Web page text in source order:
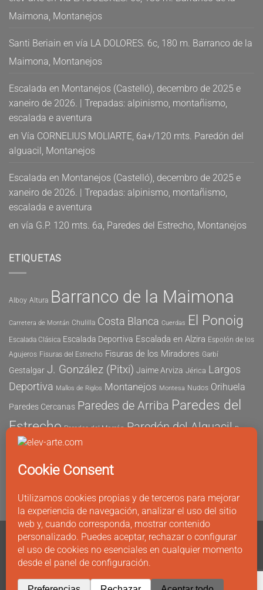
Maimona, Montanejos
Santi Beriain en vía LA DOLORES. 6c, 180 m. Barranco de la
Maimona, Montanejos
Escalada en Montanejos (Castelló), decembro de 2025 e
xaneiro de 2026. | Trepadas: alpinismo, montañismo,
escalada e aventura
en Vía CORNELIUS MOLIARTE, 6a+/120 mts. Paredón del
alguacil, Montanejos
Escalada en Montanejos (Castelló), decembro de 2025 e
xaneiro de 2026. | Trepadas: alpinismo, montañismo,
escalada e aventura
en vía G.P. 120 mts. 6a, Paredes del Estrecho, Montanejos
ETIQUETAS
Alboy Altura Barranco de la Maimona
Carretera de Montán Chulilla Costa Blanca Cuerdas El Ponoig
Escalada Clásica Escalada Deportiva Escalada en Alzira Espolón de los
Agujeros Fisuras del Estrecho Fisuras de los Miradores Garbí
Gestalgar J. González (Pitxi) Jaime Arviza Jérica Largos
Deportiva Mallos de Riglos Montanejos Montesa Nudos Orihuela
Paredes Cercanas Paredes de Arriba Paredes del
Estrecho Paredes del Morrón Paredón del Alguacil Pau
Vicent Peña María Peñón de Ifach
Este Sector Sur Sector Tubo Seguridad
Fuertes Álvaro Vernich
CONTACTO